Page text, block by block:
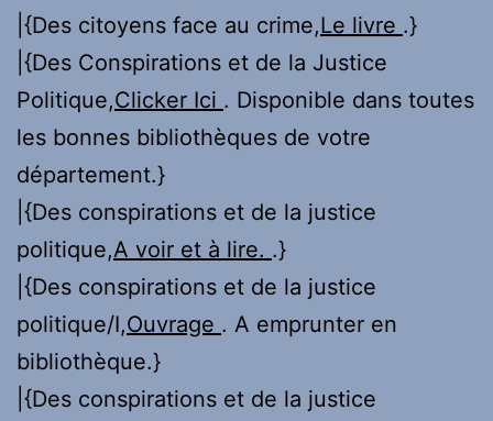
|{Des citoyens face au crime,Le livre .}
|{Des Conspirations et de la Justice
Politique,Clicker Ici . Disponible dans toutes
les bonnes bibliothèques de votre
département.}
|{Des conspirations et de la justice
politique,A voir et à lire. .}
|{Des conspirations et de la justice
politique/I,Ouvrage . A emprunter en
bibliothèque.}
|{Des conspirations et de la justice